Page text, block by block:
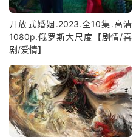
开放式婚姻.2023.全10集.高清
1080p.俄罗斯大尺度【剧情/喜
剧/爱情】